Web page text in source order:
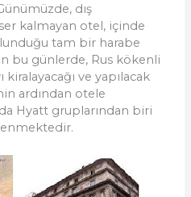
dış
kalmayan otel, içinde
tam bir harabe
bu günlerde, Rus kökenli
ve yapılacak
ardından otele
Hyatt gruplarından biri